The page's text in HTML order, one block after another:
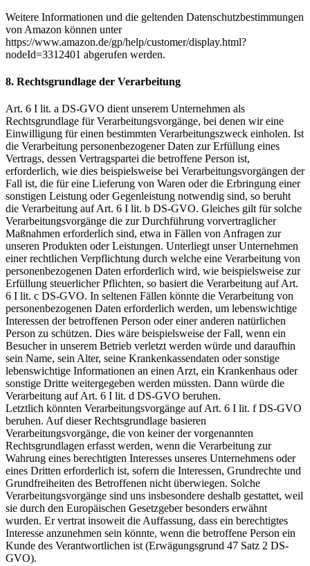
Weitere Informationen und die geltenden Datenschutzbestimmungen
von Amazon können unter
https://www.amazon.de/gp/help/customer/display.html?
nodeId=3312401 abgerufen werden.
8. Rechtsgrundlage der Verarbeitung
Art. 6 I lit. a DS-GVO dient unserem Unternehmen als
Rechtsgrundlage für Verarbeitungsvorgänge, bei denen wir eine
Einwilligung für einen bestimmten Verarbeitungszweck einholen. Ist
die Verarbeitung personenbezogener Daten zur Erfüllung eines
Vertrags, dessen Vertragspartei die betroffene Person ist,
erforderlich, wie dies beispielsweise bei Verarbeitungsvorgängen der
Fall ist, die für eine Lieferung von Waren oder die Erbringung einer
sonstigen Leistung oder Gegenleistung notwendig sind, so beruht
die Verarbeitung auf Art. 6 I lit. b DS-GVO. Gleiches gilt für solche
Verarbeitungsvorgänge die zur Durchführung vorvertraglicher
Maßnahmen erforderlich sind, etwa in Fällen von Anfragen zur
unseren Produkten oder Leistungen. Unterliegt unser Unternehmen
einer rechtlichen Verpflichtung durch welche eine Verarbeitung von
personenbezogenen Daten erforderlich wird, wie beispielsweise zur
Erfüllung steuerlicher Pflichten, so basiert die Verarbeitung auf Art.
6 I lit. c DS-GVO. In seltenen Fällen könnte die Verarbeitung von
personenbezogenen Daten erforderlich werden, um lebenswichtige
Interessen der betroffenen Person oder einer anderen natürlichen
Person zu schützen. Dies wäre beispielsweise der Fall, wenn ein
Besucher in unserem Betrieb verletzt werden würde und daraufhin
sein Name, sein Alter, seine Krankenkassendaten oder sonstige
lebenswichtige Informationen an einen Arzt, ein Krankenhaus oder
sonstige Dritte weitergegeben werden müssten. Dann würde die
Verarbeitung auf Art. 6 I lit. d DS-GVO beruhen.
Letztlich könnten Verarbeitungsvorgänge auf Art. 6 I lit. f DS-GVO
beruhen. Auf dieser Rechtsgrundlage basieren
Verarbeitungsvorgänge, die von keiner der vorgenannten
Rechtsgrundlagen erfasst werden, wenn die Verarbeitung zur
Wahrung eines berechtigten Interesses unseres Unternehmens oder
eines Dritten erforderlich ist, sofern die Interessen, Grundrechte und
Grundfreiheiten des Betroffenen nicht überwiegen. Solche
Verarbeitungsvorgänge sind uns insbesondere deshalb gestattet, weil
sie durch den Europäischen Gesetzgeber besonders erwähnt
wurden. Er vertrat insoweit die Auffassung, dass ein berechtigtes
Interesse anzunehmen sein könnte, wenn die betroffene Person ein
Kunde des Verantwortlichen ist (Erwägungsgrund 47 Satz 2 DS-
GVO).